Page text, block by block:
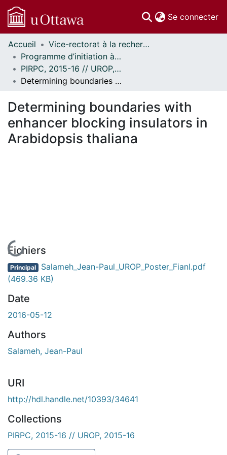
Se connecter
Communautés
et collections
Parcourir
Statistiques
À propos
Accueil
Vice-rectorat à la recherche // Office of the V-P, Research
Programme d’initiation à la recherche au premier cycle (PIRPC) // Undergraduate Research Opportunity Program (UROP)
PIRPC, 2015-16 // UROP, 2015-16
Determining boundaries with enhancer blocking insulators in Arabidopsis thaliana
Determining boundaries with
enhancer blocking insulators in
Arabidopsis thaliana
En cours de chargement...
Fichiers
Principal Salameh_Jean-Paul_UROP_Poster_Fianl.pdf
(469.36 KB)
Date
2016-05-12
Authors
Salameh, Jean-Paul
URI
http://hdl.handle.net/10393/34641
Collections
PIRPC, 2015-16 // UROP, 2015-16